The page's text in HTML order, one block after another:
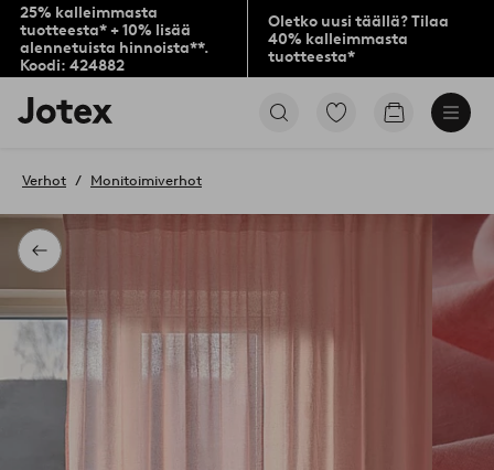
25% kalleimmasta
tuotteesta* + 10% lisää
alennetuista hinnoista**.
Koodi: 424882
Oletko uusi täällä? Tilaa
40% kalleimmasta
tuotteesta*
Jotex-
logo
aloitussivulle
Siirry
Siirry
Takaisin
Verhot Monitoimiverhot